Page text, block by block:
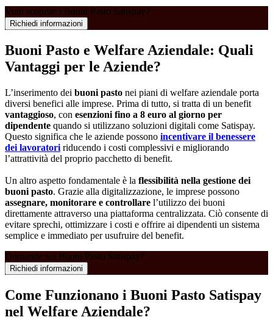
Vuoi scoprire i Buoni Pasto Satispay?
Richiedi informazioni
Buoni Pasto e Welfare Aziendale: Quali
Vantaggi per le Aziende?
L’inserimento dei buoni pasto nei piani di welfare aziendale porta
diversi benefici alle imprese. Prima di tutto, si tratta di un benefit
vantaggioso, con esenzioni fino a 8 euro al giorno per
dipendente quando si utilizzano soluzioni digitali come Satispay.
Questo significa che le aziende possono incentivare il benessere
dei lavoratori riducendo i costi complessivi e migliorando
l’attrattività del proprio pacchetto di benefit.
Un altro aspetto fondamentale è la flessibilità nella gestione dei
buoni pasto. Grazie alla digitalizzazione, le imprese possono
assegnare, monitorare e controllare l’utilizzo dei buoni
direttamente attraverso una piattaforma centralizzata. Ciò consente di
evitare sprechi, ottimizzare i costi e offrire ai dipendenti un sistema
semplice e immediato per usufruire del benefit.
Domande sui Buoni Pasto Satispay?
Richiedi informazioni
Come Funzionano i Buoni Pasto Satispay
nel Welfare Aziendale?